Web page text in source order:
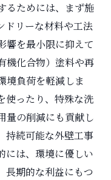
るためには、まず施
ドリーな材料や工法
響を最小限に抑えて
機化合物）塗料や再
境負荷を軽減しま
使ったり、特殊な洗
量の削減にも貢献し
持続可能な外壁工事
には、環境に優しい
長期的な利益にもつ